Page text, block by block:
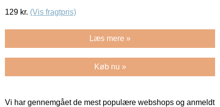
129 kr. (Vis fragtpris)
Læs mere »
Køb nu »
Vi har gennemgået de mest populære webshops og anmeldt